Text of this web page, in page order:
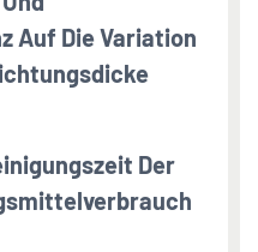
Auf Die Variation
Der